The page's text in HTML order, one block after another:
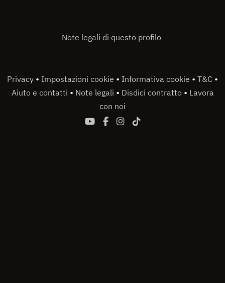
Note legali di questo profilo
Privacy • Impostazioni cookie • Informativa cookie • T&C •
Aiuto e contatti • Note legali • Disdici contratto • Lavora
con noi